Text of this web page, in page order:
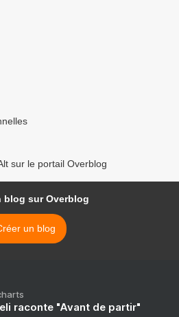
sur le portail Overblog
blog sur Overblog
un blog
raconte "Avant de partir"